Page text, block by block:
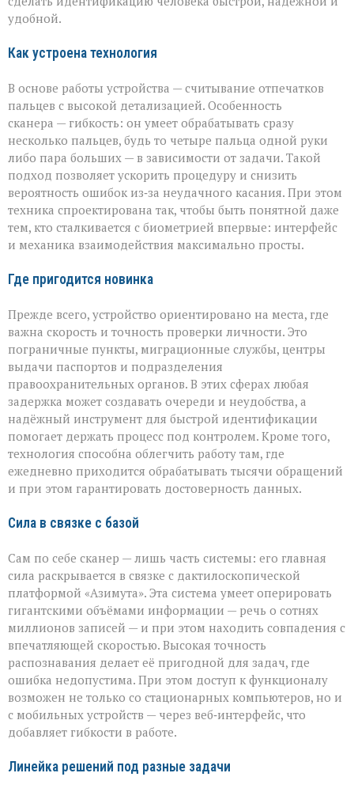
«Азимута»
удобной.
Как устроена технология
В основе работы устройства — считывание отпечатков
пальцев с высокой детализацией. Особенность
сканера — гибкость: он умеет обрабатывать сразу
несколько пальцев, будь то четыре пальца одной руки
либо пара больших — в зависимости от задачи. Такой
подход позволяет ускорить процедуру и снизить
вероятность ошибок из‑за неудачного касания. При этом
техника спроектирована так, чтобы быть понятной даже
тем, кто сталкивается с биометрией впервые: интерфейс
и механика взаимодействия максимально просты.
Где пригодится новинка
Прежде всего, устройство ориентировано на места, где
важна скорость и точность проверки личности. Это
пограничные пункты, миграционные службы, центры
выдачи паспортов и подразделения
правоохранительных органов. В этих сферах любая
задержка может создавать очереди и неудобства, а
надёжный инструмент для быстрой идентификации
помогает держать процесс под контролем. Кроме того,
технология способна облегчить работу там, где
ежедневно приходится обрабатывать тысячи обращений
и при этом гарантировать достоверность данных.
Сила в связке с базой
Сам по себе сканер — лишь часть системы: его главная
сила раскрывается в связке с дактилоскопической
платформой «Азимута». Эта система умеет оперировать
гигантскими объёмами информации — речь о сотнях
миллионов записей — и при этом находить совпадения с
впечатляющей скоростью. Высокая точность
распознавания делает её пригодной для задач, где
ошибка недопустима. При этом доступ к функционалу
возможен не только со стационарных компьютеров, но и
с мобильных устройств — через веб‑интерфейс, что
добавляет гибкости в работе.
Линейка решений под разные задачи